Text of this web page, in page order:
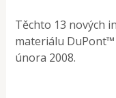
Těchto 13 nových
materiálu
února 2008.